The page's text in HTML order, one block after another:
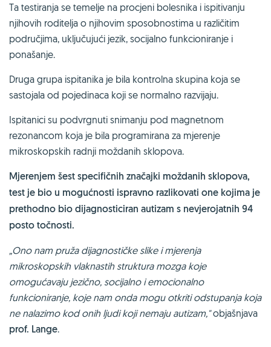
Ta testiranja se temelje na procjeni bolesnika i ispitivanju
njihovih roditelja o njihovim sposobnostima u različitim
područjima, uključujući jezik, socijalno funkcioniranje i
ponašanje.
Druga grupa ispitanika je bila kontrolna skupina koja se
sastojala od pojedinaca koji se normalno razvijaju.
Ispitanici su podvrgnuti snimanju pod magnetnom
rezonancom koja je bila programirana za mjerenje
mikroskopskih radnji moždanih sklopova.
Mjerenjem šest specifičnih značajki moždanih sklopova,
test je bio u mogućnosti ispravno razlikovati one kojima je
prethodno bio dijagnosticiran autizam s nevjerojatnih 94
posto točnosti.
„Ono nam pruža dijagnostičke slike i mjerenja
mikroskopskih vlaknastih struktura mozga koje
omogućavaju jezično, socijalno i emocionalno
funkcioniranje, koje nam onda mogu otkriti odstupanja koja
ne nalazimo kod onih ljudi koji nemaju autizam,"objašnjava
prof. Lange.